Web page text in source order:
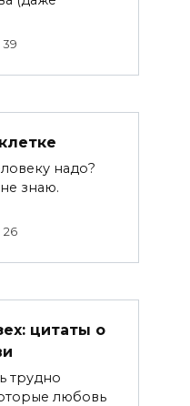
39
надо?
знаю.
26
цитаты о
трудно
любовь